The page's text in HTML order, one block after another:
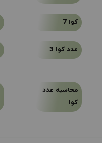
کوا 7
عدد کوا 3
محاسبه عدد
کوا